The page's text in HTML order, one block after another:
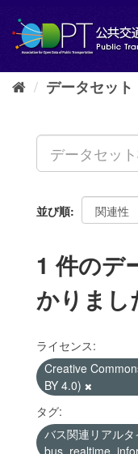
し
データセット
並び順
1 件のデ
かりまし
ライセンス:
Creative
BY 4.0)
タグ:
バス関連リアル